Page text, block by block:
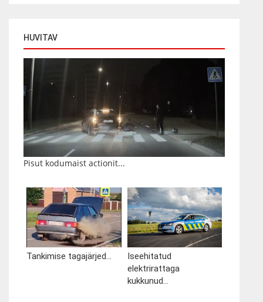
HUVITAV
Pisut kodumaist actionit...
Tankimise tagajärjed...
Iseehitatud
elektrirattaga
kukkunud...